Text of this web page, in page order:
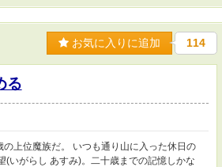
お気に入りに追加 114
る
上位魔族だ。 いつも通り山に入った休日の
いがらし あすみ)。二十歳までの記憶しかな